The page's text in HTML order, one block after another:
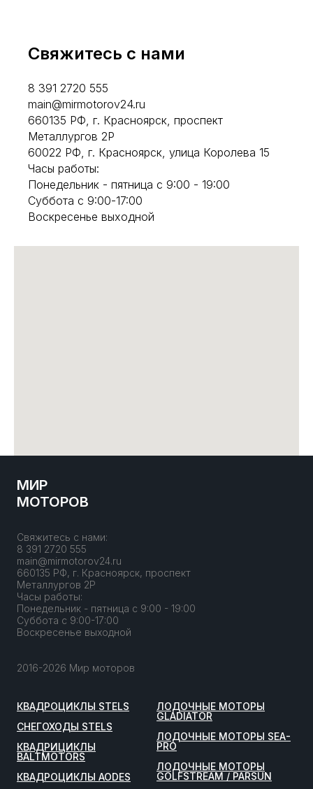
Свяжитесь с нами
8 391 2720 555
main@mirmotorov24.ru
660135 РФ, г. Красноярск, проспект
Металлургов 2Р
60022 РФ, г. Красноярск, улица Королева 15
Часы работы:
Понедельник - пятница с 9:00 - 19:00
Суббота с 9:00-17:00
Воскресенье выходной
МИР
МОТОРОВ
Свяжитесь с нами:
8 391 2720 555
main@mirmotorov24.ru
660135 РФ, г. Красноярск, проспект
Металлургов 2Р
Часы работы:
Понедельник - пятница с 9:00 - 19:00
Суббота с 9:00-17:00
Воскресенье выходной
2016-2026 Мир моторов
КВАДРОЦИКЛЫ STELS
СНЕГОХОДЫ STELS
КВАДРИЦИКЛЫ
BALTMOTORS
КВАДРОЦИКЛЫ AODES
ЛОДОЧНЫЕ МОТОРЫ
GLADIATOR
ЛОДОЧНЫЕ МОТОРЫ SEA-
PRO
ЛОДОЧНЫЕ МОТОРЫ
GOLFSTREAM / PARSUN